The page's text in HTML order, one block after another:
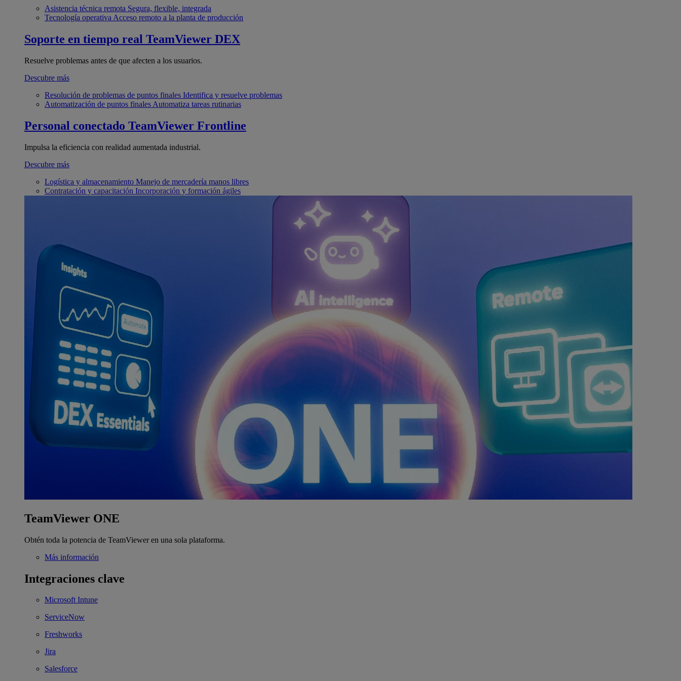
Asistencia técnica remota Segura, flexible, integrada
Tecnología operativa Acceso remoto a la planta de producción
Soporte en tiempo real TeamViewer DEX
Resuelve problemas antes de que afecten a los usuarios.
Descubre más
Resolución de problemas de puntos finales Identifica y resuelve problemas
Automatización de puntos finales Automatiza tareas rutinarias
Personal conectado TeamViewer Frontline
Impulsa la eficiencia con realidad aumentada industrial.
Descubre más
Logística y almacenamiento Manejo de mercadería manos libres
Contratación y capacitación Incorporación y formación ágiles
TeamViewer ONE
Obtén toda la potencia de TeamViewer en una sola plataforma.
Más información
Integraciones clave
Microsoft Intune
ServiceNow
Freshworks
Jira
Salesforce